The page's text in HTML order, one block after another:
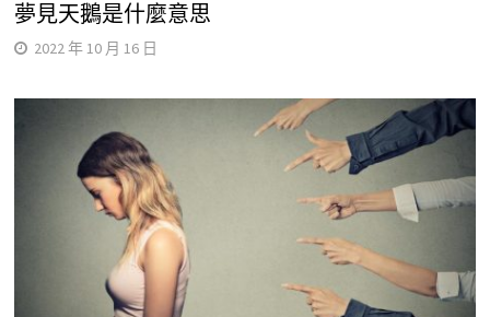
夢見天鵝是什麼意思
2022 年 10 月 16 日